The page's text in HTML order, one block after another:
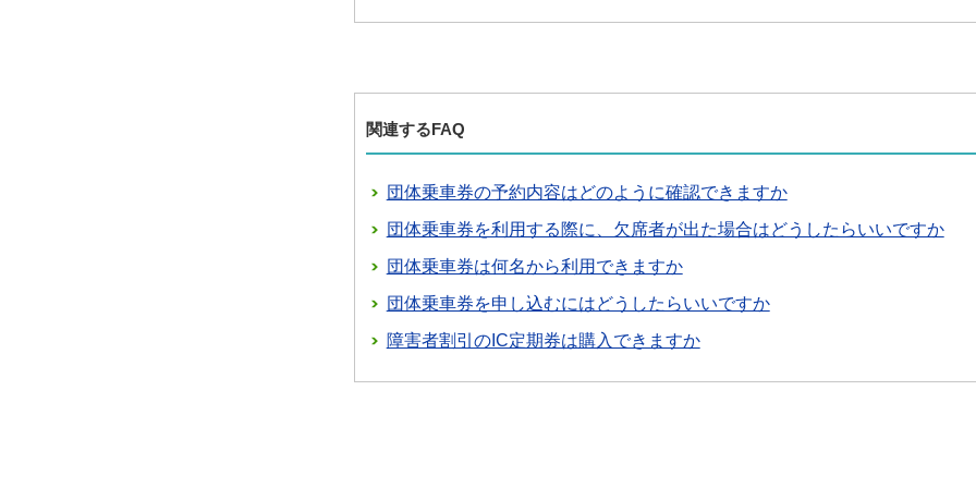
関連するFAQ
団体乗車券の予約内容はどのように確認できますか
団体乗車券を利用する際に、欠席者が出た場合はどうしたらいいですか
団体乗車券は何名から利用できますか
団体乗車券を申し込むにはどうしたらいいですか
障害者割引のIC定期券は購入できますか